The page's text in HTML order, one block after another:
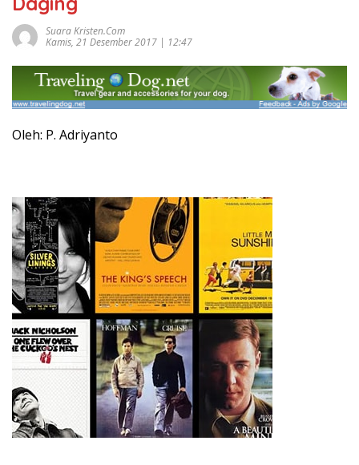
Suara Kristen.com
Kamis, 21 Desember 2017 | 12:47
Oleh: P. Adriyanto